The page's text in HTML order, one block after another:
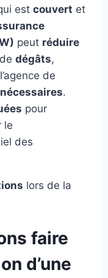
est couvert et
peut réduire
dégâts,
de
.
pour
le
des
lors de la
faire
d’une